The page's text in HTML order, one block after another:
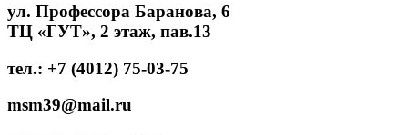
ул. Профессора Баранова, 6
ТЦ «ГУТ», 2 этаж, пав.13
тел.: +7 (4012) 75-03-75
msm39@mail.ru